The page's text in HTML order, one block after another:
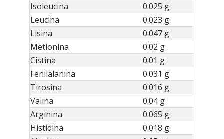
Isoleucina
0.025 g
Leucina
0.023 g
Lisina
0.047 g
Metionina
0.02 g
Cistina
0.01 g
Fenilalanina
0.031 g
Tirosina
0.016 g
Valina
0.04 g
Arginina
0.065 g
Histidina
0.018 g